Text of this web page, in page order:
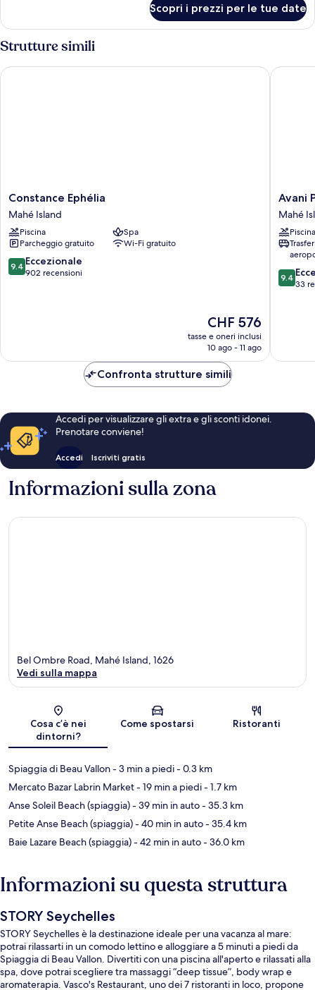
familiare
Garden)
Scopri i prezzi per le tue date
Strutture simili
Constance
Ephélia
Mahé
Island
Constance Ephélia
Mahé Island
Piscina
Spa
Parcheggio gratuito
Wi-Fi gratuito
9.4
su
9.4 Eccezionale
902 recensioni
Il
prezzo
attuale
CHF 576
CHF 576
tasse e oneri inclusi
10 ago - 11 ago
Constance Ephélia
Avani
Plus
Mahé
Island
Avani
Mahé
Piscina
9.4
su
9.4
33
Avani
Confronta strutture simili
Accedi per visualizzare gli extra e gli sconti idonei.
Prenotare conviene!
Accedi Iscriviti gratis
Informazioni sulla zona
Mappa
Bel Ombre Road, Mahé Island, 1626
Vedi sulla mappa
Cosa c’è nei
dintorni?
Come spostarsi Ristoranti
Spiaggia di Beau Vallon- 3 min a piedi- 0.3 km
Mercato Bazar Labrin Market- 19 min a piedi- 1.7 km
Anse Soleil Beach (spiaggia)- 39 min in auto- 35.3 km
Petite Anse Beach (spiaggia)- 40 min in auto- 35.4 km
Baie Lazare Beach (spiaggia)- 42 min in auto- 36.0 km
Informazioni su questa struttura
STORY Seychelles
STORY Seychelles è la destinazione ideale per una vacanza al mare:
potrai rilassarti in un comodo lettino e alloggiare a 5 minuti a piedi da
Spiaggia di Beau Vallon. Divertiti con una piscina all'aperto e rilassati alla
spa, dove potrai scegliere tra massaggi “deep tissue”, body wrap e
aromaterapia. Vasco's Restaurant, uno dei 7 ristoranti in loco, propone